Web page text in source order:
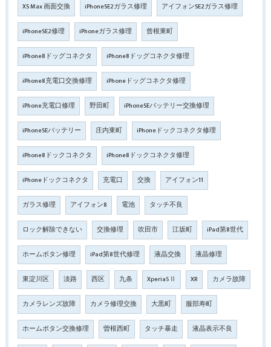
XS Max 画面交換 iPhoneSE2ガラス修理 アイフォンSE2ガラス修理
iPhoneSE2修理 iPhoneガラス修理 曾根東町
iPhone8ドッグコネクタ iPhone8ドッグコネクタ修理
iPhone8充電口交換修理 iPhoneドッグコネクタ修理
iPhone充電口修理 野田町 iPhoneSEバッテリー交換修理
iPhoneSEバッテリー 庄内東町 iPhoneドックコネクタ修理
iPhone8ドックコネクタ iPhone8ドックコネクタ修理
iPhoneドックコネクタ 充電口 交換 アイフォン11
ガラス修理 アイフォン8 電池 タッチ不良
ロック解除できない 交換修理 吹田市 江坂町 iPad第8世代
ホームボタン修理 iPad第8世代修理 液晶交換 液晶修理
東淀川区 淡路 西区 九条 Xperia5Ⅱ XR カメラ故障
カメラレンズ故障 カメラ修理交換 大黒町 服部寿町
ホームボタン交換修理 曽根西町 タッチ暴走 液晶表示不良